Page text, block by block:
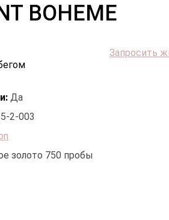
BOHEME
Запросить
Да
2-003
золото 750 пробы